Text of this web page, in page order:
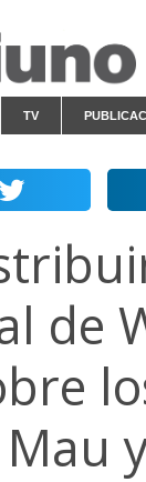
TV
de